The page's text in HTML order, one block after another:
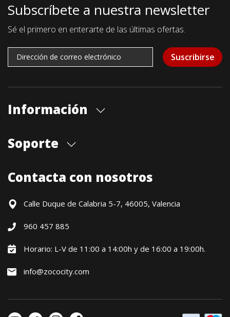
Subscríbete a nuestra newsletter
Sé el primero en enterarte de las últimas ofertas.
Suscribirse
Información
Cita previa tienda
Contacto
Soporte
Formas de pago
Devoluciones / Garantía
Política precio mínimo garantizado
Financiación CETELEM
Condiciones generales
Contacta con nosotros
Calle Duque de Calabria 5-7, 46005, Valencia
960 457 885
Horario: L-V de 11:00 a 14:00h y de 16:00 a 19:00h.
info@zococity.com